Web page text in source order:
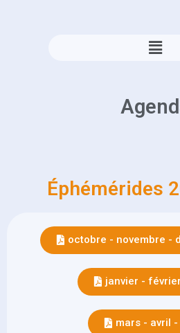
Éphémérides
octobre - novembre -
janvier -
mars - avril -